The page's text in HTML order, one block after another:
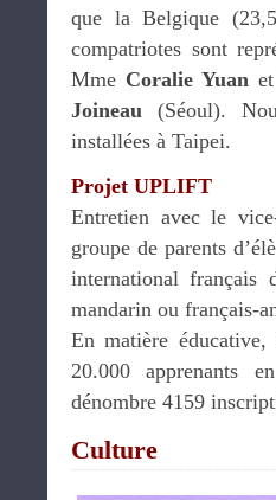
que la Belgique
compatriotes sont
Mme Coralie Yuan
Joineau (Séoul).
installées à Taipei.
Projet UPLIFT
Entretien avec le
groupe de parents
international français
mandarin ou français-
En matière
20.000 apprenants
dénombre 4159
Culture